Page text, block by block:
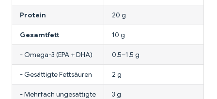
Protein 20 g
Gesamtfett 10 g
- Omega-3 (EPA + DHA) 0,5–1,5 g
- Gesättigte Fettsäuren 2 g
- Mehrfach ungesättigte 3 g